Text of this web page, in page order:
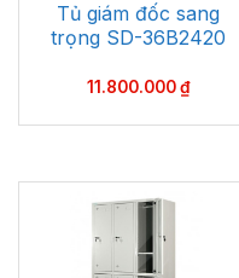
Tủ giám đốc sang
trọng SD-36B2420
11.800.000₫